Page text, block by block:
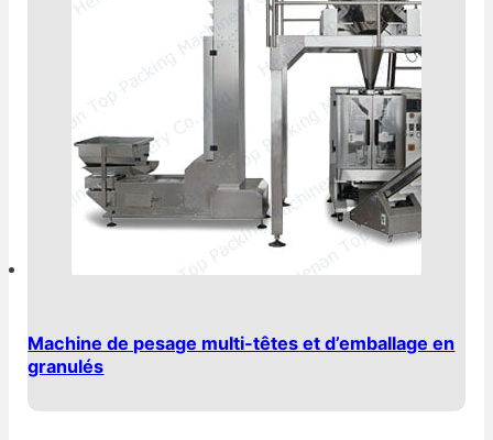
Machine de pesage multi-têtes et d’emballage en
granulés